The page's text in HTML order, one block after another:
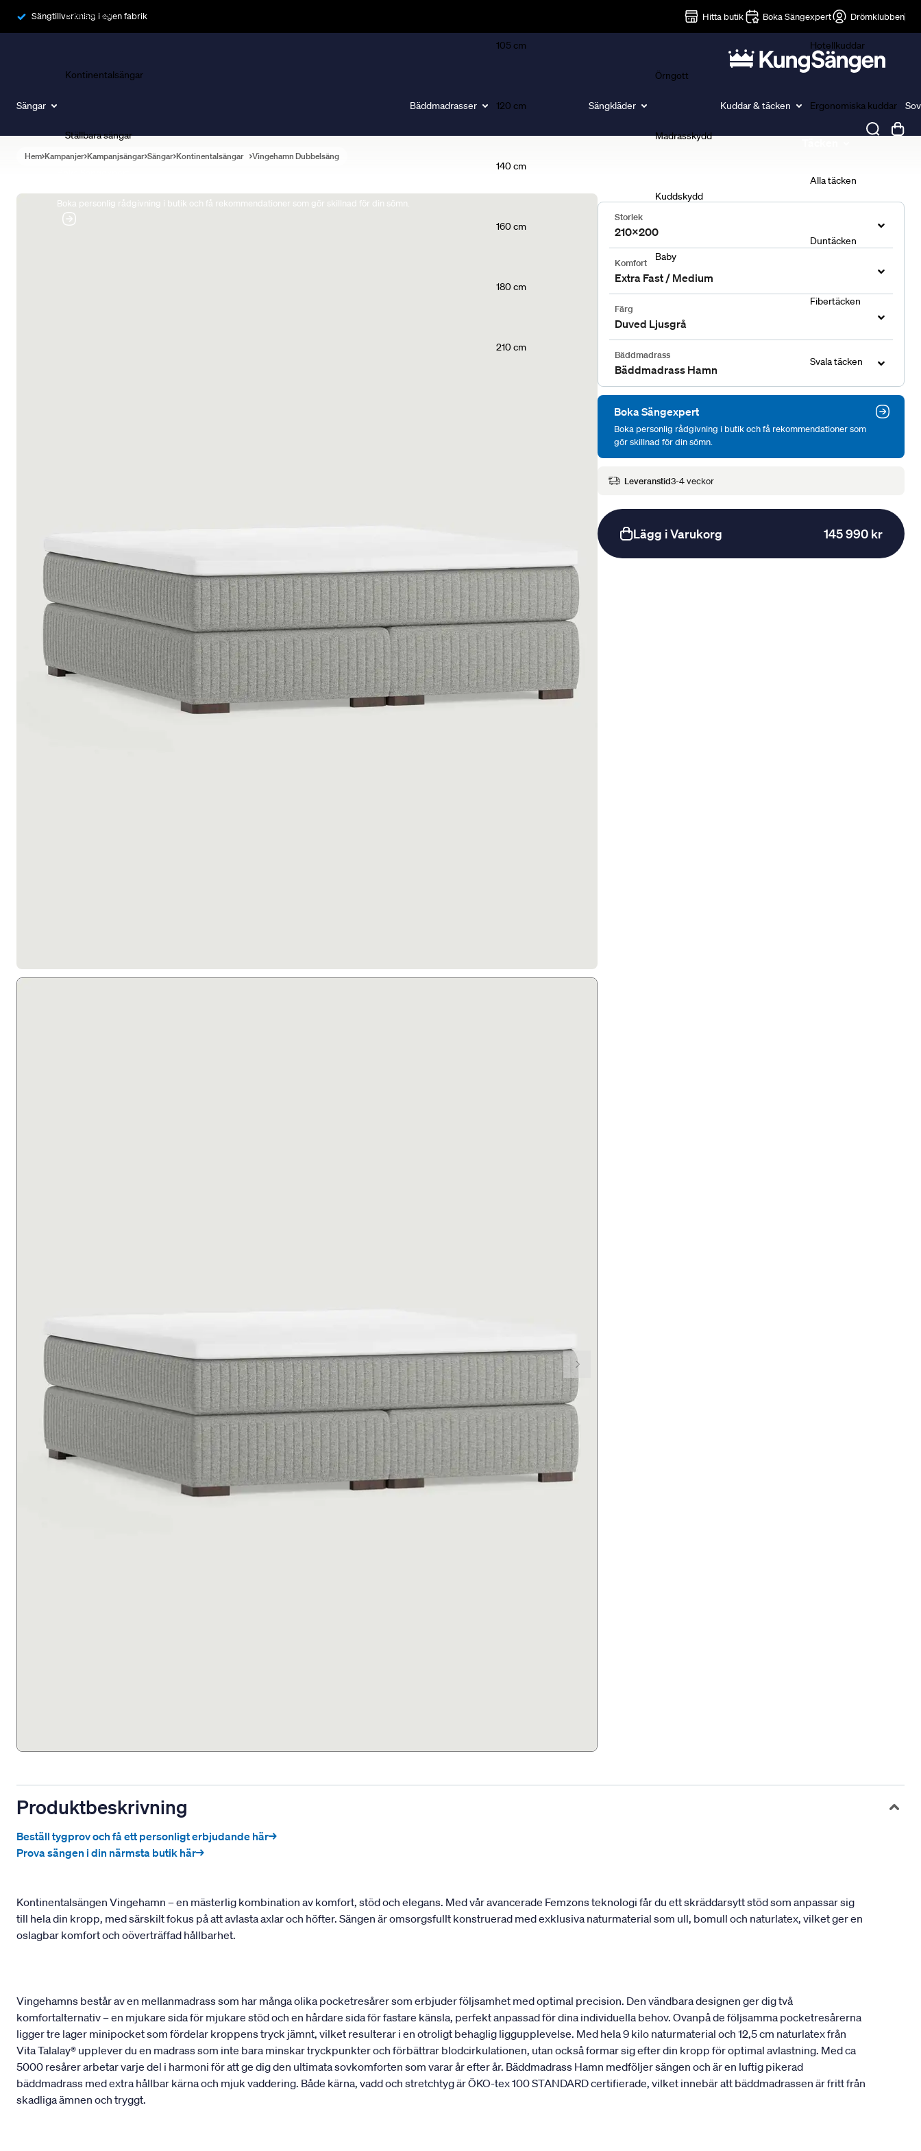
Sängtillverkning i egen fabrik Hitta butik Boka Sängexpert Drömklubben
Sängar
Ramsängar
Kontinentalsängar
Ställbara sängar
Boka personlig rådgivning i butik och få rekommendationer som gör skillnad för din sömn.
Bäddmadrasser
105 cm
120 cm
140 cm
160 cm
180 cm
210 cm
Sängkläder
Örngott
Madrasskydd
Kuddskydd
Baby
Kuddar & täcken
Hotellkuddar
Ergonomiska kuddar
Alla täcken
Duntäcken
Fibertäcken
Svala täcken
Hem Kampanjer Kampanjsängar Sängar Kontinentalsängar Vingehamn Dubbelsäng
Storlek
210x200
Komfort
Extra Fast / Medium
Färg
Duved Ljusgrå
Bäddmadrass
Bäddmadrass Hamn
Boka Sängexpert
Boka personlig rådgivning i butik och få rekommendationer som
gör skillnad för din sömn.
Leveranstid3-4 veckor
Lägg i Varukorg 145 990 kr
Produktbeskrivning
Beställ tygprov och få ett personligt erbjudande här→
Prova sängen i din närmsta butik här→
Kontinentalsängen Vingehamn – en mästerlig kombination av komfort, stöd och elegans. Med vår avancerade Femzons teknologi får du ett skräddarsytt stöd som anpassar sig
till hela din kropp, med särskilt fokus på att avlasta axlar och höfter. Sängen är omsorgsfullt konstruerad med exklusiva naturmaterial som ull, bomull och naturlatex, vilket ger en
oslagbar komfort och oöverträffad hållbarhet.
Vingehamns består av en mellanmadrass som har många olika pocketresårer som erbjuder följsamhet med optimal precision. Den vändbara designen ger dig två
komfortalternativ – en mjukare sida för mjukare stöd och en hårdare sida för fastare känsla, perfekt anpassad för dina individuella behov. Ovanpå de följsamma pocketresårerna
ligger tre lager minipocket som fördelar kroppens tryck jämnt, vilket resulterar i en otroligt behaglig liggupplevelse. Med hela 9 kilo naturmaterial och 12,5 cm naturlatex från
Vita Talalay® upplever du en madrass som inte bara minskar tryckpunkter och förbättrar blodcirkulationen, utan också formar sig efter din kropp för optimal avlastning. Med ca
5000 resårer arbetar varje del i harmoni för att ge dig den ultimata sovkomforten som varar år efter år. Bäddmadrass Hamn medföljer sängen och är en luftig pikerad
bäddmadrass med extra hållbar kärna och mjuk vaddering. Både kärna, vadd och stretchtyg är ÖKO-tex 100 STANDARD certifierade, vilket innebär att bäddmadrassen är fritt från
skadliga ämnen och tryggt.